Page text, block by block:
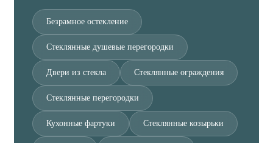
Безрамное остекление
Стеклянные душевые перегородки
Двери из стекла Стеклянные ограждения
Стеклянные перегородки
Кухонные фартуки Стеклянные козырьки